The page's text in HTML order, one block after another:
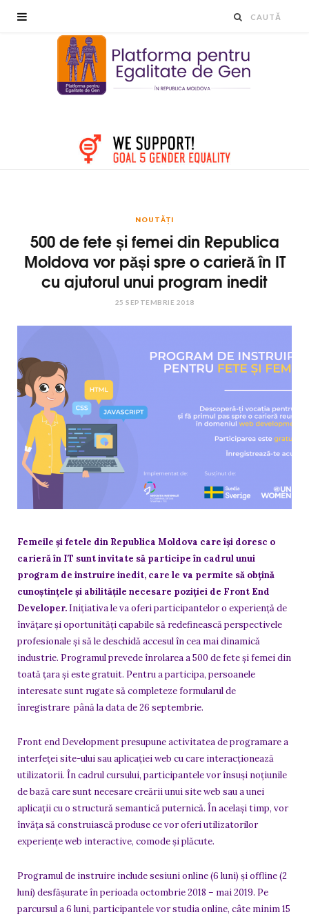
NOUTĂȚI
500 de fete și femei din Republica
Moldova vor păși spre o carieră în IT
cu ajutorul unui program inedit
25 SEPTEMBRIE 2018
Femeile și fetele din Republica Moldova care își doresc o
carieră în IT sunt invitate să participe în cadrul unui
program de instruire inedit, care le va permite să obțină
cunoștințele și abilitățile necesare poziției de Front End
Developer. Inițiativa le va oferi participantelor o experiență de
învățare și oportunități capabile să redefinească perspectivele
profesionale și să le deschidă accesul în cea mai dinamică
industrie. Programul prevede înrolarea a 500 de fete și femei din
toată țara și este gratuit. Pentru a participa, persoanele
interesate sunt rugate să completeze formularul de
înregistrare până la data de 26 septembrie.
Front end Development presupune activitatea de programare a
interfeței site-ului sau aplicației web cu care interacționează
utilizatorii. În cadrul cursului, participantele vor însuși noțiunile
de bază care sunt necesare creării unui site web sau a unei
aplicații cu o structură semantică puternică. În același timp, vor
învăța să construiască produse ce vor oferi utilizatorilor
experiențe web interactive, comode și plăcute.
Programul de instruire include sesiuni online (6 luni) și offline (2
luni) desfășurate în perioada octombrie 2018 – mai 2019. Pe
parcursul a 6 luni, participantele vor studia online, câte minim 15